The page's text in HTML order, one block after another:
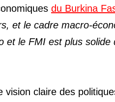
du Burkina
et le cadre macro-
et le FMI est plus solide
vision claire des